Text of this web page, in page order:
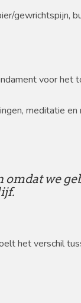
gewrichtspijn,
voor het
meditatie
omdat we
het verschil